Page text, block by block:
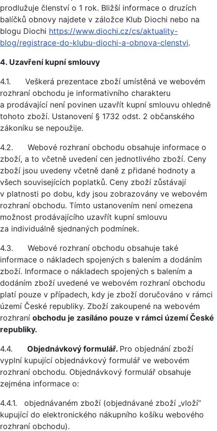
prodlužuje členství o 1 rok. Bližší informace o druzích
balíčků obnovy najdete v záložce Klub Diochi nebo na
blogu Diochi https://www.diochi.cz/cs/aktuality-
blog/registrace-do-klubu-diochi-a-obnova-clenstvi.
4. Uzavření kupní smlouvy
4.1. Veškerá prezentace zboží umístěná ve webovém
rozhraní obchodu je informativního charakteru
a prodávající není povinen uzavřít kupní smlouvu ohledně
tohoto zboží. Ustanovení § 1732 odst. 2 občanského
zákoníku se nepoužije.
4.2. Webové rozhraní obchodu obsahuje informace o
zboží, a to včetně uvedení cen jednotlivého zboží. Ceny
zboží jsou uvedeny včetně daně z přidané hodnoty a
všech souvisejících poplatků. Ceny zboží zůstávají
v platnosti po dobu, kdy jsou zobrazovány ve webovém
rozhraní obchodu. Tímto ustanovením není omezena
možnost prodávajícího uzavřít kupní smlouvu
za individuálně sjednaných podmínek.
4.3. Webové rozhraní obchodu obsahuje také
informace o nákladech spojených s balením a dodáním
zboží. Informace o nákladech spojených s balením a
dodáním zboží uvedené ve webovém rozhraní obchodu
platí pouze v případech, kdy je zboží doručováno v rámci
území České republiky. Zboží zakoupené na webovém
rozhraní obchodu je zasíláno pouze v rámci území České
republiky.
4.4. Objednávkový formulář. Pro objednání zboží
vyplní kupující objednávkový formulář ve webovém
rozhraní obchodu. Objednávkový formulář obsahuje
zejména informace o:
4.4.1. objednávaném zboží (objednávané zboží „vloží“
kupující do elektronického nákupního košíku webového
rozhraní obchodu).